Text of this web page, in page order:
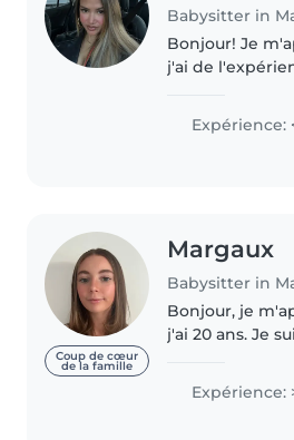
Babysitter in
Bonjour! Je
j'ai de
j'adore créer
sûr et
Expérience:
Coup de cœur
de la famille
Margaux
Babysitter in
Bonjour, je
j'ai 20 ans. Je
français et
notions en
espagnol. Je
Expérience: